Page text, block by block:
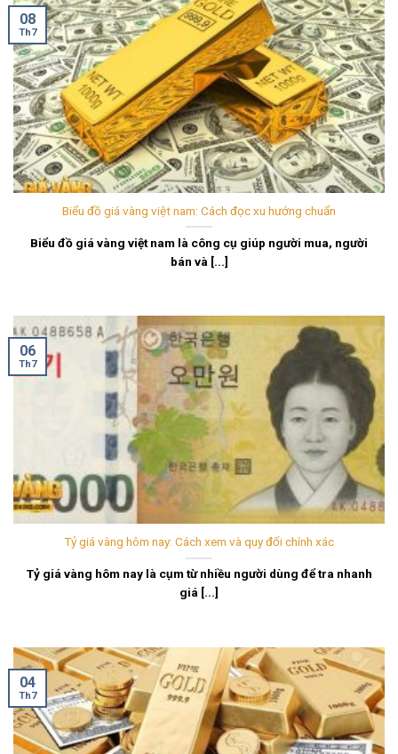
Biểu đồ giá vàng việt nam: Cách đọc xu hướng chuẩn
Biểu đồ giá vàng việt nam là công cụ giúp người mua, người
bán và [...]
08
Th7
Tỷ giá vàng hôm nay: Cách xem và quy đổi chính xác
Tỷ giá vàng hôm nay là cụm từ nhiều người dùng để tra nhanh
giá [...]
06
Th7
04
Th7